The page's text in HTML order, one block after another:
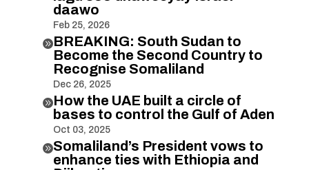
daawo
Feb 25, 2026
BREAKING: South Sudan to
Become the Second Country to
Recognise Somaliland
Dec 26, 2025
How the UAE built a circle of
bases to control the Gulf of Aden
Oct 03, 2025
Somaliland’s President vows to
enhance ties with Ethiopia and